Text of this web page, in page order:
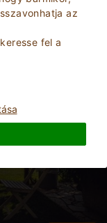
az
fel a